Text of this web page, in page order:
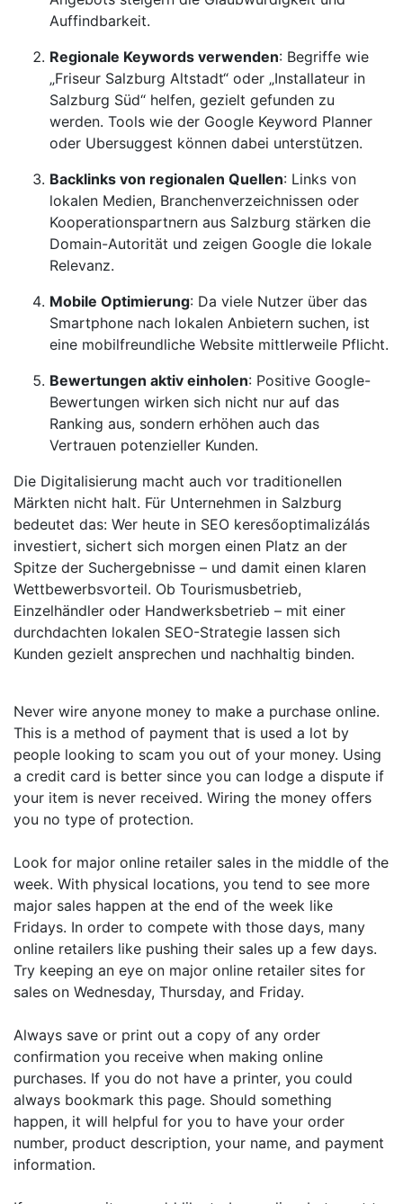
Auffindbarkeit.
Regionale Keywords verwenden: Begriffe wie
„Friseur Salzburg Altstadt“ oder „Installateur in
Salzburg Süd“ helfen, gezielt gefunden zu
werden. Tools wie der Google Keyword Planner
oder Ubersuggest können dabei unterstützen.
Backlinks von regionalen Quellen: Links von
lokalen Medien, Branchenverzeichnissen oder
Kooperationspartnern aus Salzburg stärken die
Domain-Autorität und zeigen Google die lokale
Relevanz.
Mobile Optimierung: Da viele Nutzer über das
Smartphone nach lokalen Anbietern suchen, ist
eine mobilfreundliche Website mittlerweile Pflicht.
Bewertungen aktiv einholen: Positive Google-
Bewertungen wirken sich nicht nur auf das
Ranking aus, sondern erhöhen auch das
Vertrauen potenzieller Kunden.
Die Digitalisierung macht auch vor traditionellen
Märkten nicht halt. Für Unternehmen in Salzburg
bedeutet das: Wer heute in SEO keresőoptimalizálás
investiert, sichert sich morgen einen Platz an der
Spitze der Suchergebnisse – und damit einen klaren
Wettbewerbsvorteil. Ob Tourismusbetrieb,
Einzelhändler oder Handwerksbetrieb – mit einer
durchdachten lokalen SEO-Strategie lassen sich
Kunden gezielt ansprechen und nachhaltig binden.
Never wire anyone money to make a purchase online.
This is a method of payment that is used a lot by
people looking to scam you out of your money. Using
a credit card is better since you can lodge a dispute if
your item is never received. Wiring the money offers
you no type of protection.
Look for major online retailer sales in the middle of the
week. With physical locations, you tend to see more
major sales happen at the end of the week like
Fridays. In order to compete with those days, many
online retailers like pushing their sales up a few days.
Try keeping an eye on major online retailer sites for
sales on Wednesday, Thursday, and Friday.
Always save or print out a copy of any order
confirmation you receive when making online
purchases. If you do not have a printer, you could
always bookmark this page. Should something
happen, it will helpful for you to have your order
number, product description, your name, and payment
information.